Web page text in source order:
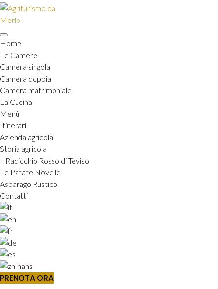
Skip
to
Home
Le Camere
Camera singola
Camera doppia
Camera matrimoniale
La Cucina
Menù
Itinerari
Azienda agricola
Storia agricola
Il Radicchio Rosso di Teviso
Le Patate Novelle
Asparago Rustico
Contatti
PRENOTA ORA